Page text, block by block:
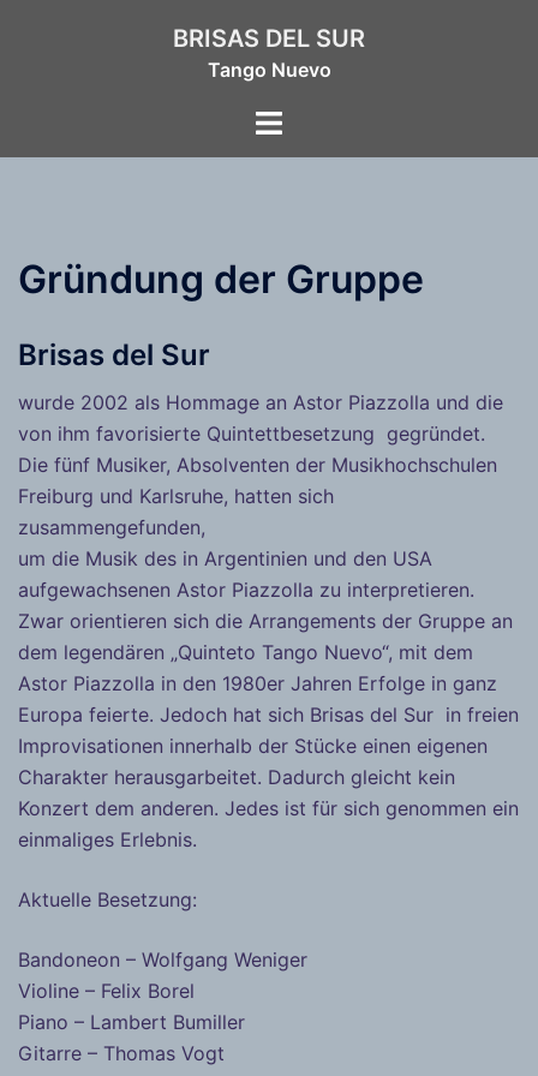
BRISAS DEL SUR
Tango Nuevo
Menü
Gründung der Gruppe
Brisas del Sur
wurde 2002 als Hommage an Astor Piazzolla und die
von ihm favorisierte Quintettbesetzung gegründet.
Die fünf Musiker, Absolventen der Musikhochschulen
Freiburg und Karlsruhe, hatten sich
zusammengefunden,
um die Musik des in Argentinien und den USA
aufgewachsenen Astor Piazzolla zu interpretieren.
Zwar orientieren sich die Arrangements der Gruppe an
dem legendären „Quinteto Tango Nuevo“, mit dem
Astor Piazzolla in den 1980er Jahren Erfolge in ganz
Europa feierte. Jedoch hat sich Brisas del Sur in freien
Improvisationen innerhalb der Stücke einen eigenen
Charakter herausgarbeitet. Dadurch gleicht kein
Konzert dem anderen. Jedes ist für sich genommen ein
einmaliges Erlebnis.
Aktuelle Besetzung:
Bandoneon – Wolfgang Weniger
Violine – Felix Borel
Piano – Lambert Bumiller
Gitarre – Thomas Vogt